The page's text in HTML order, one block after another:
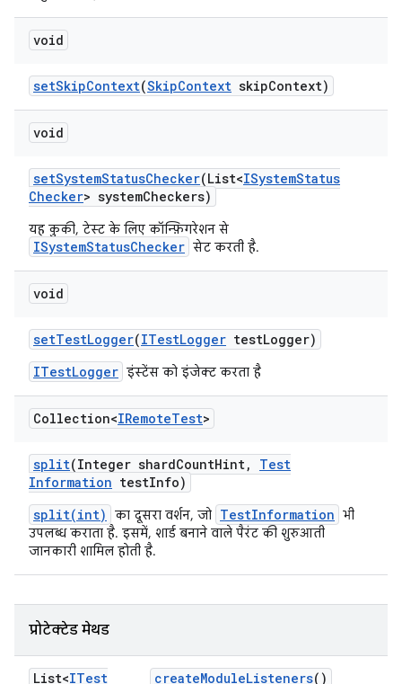
void
setSkipContext(SkipContext skipContext)
void
setSystemStatusChecker(List<ISystemStatus
Checker> systemCheckers)
यह कुकी, टेस्ट के लिए कॉन्फ़िगरेशन से
ISystemStatusChecker सेट करती है.
void
setTestLogger(ITestLogger testLogger)
ITestLogger इंस्टेंस को इंजेक्ट करता है
Collection<IRemoteTest>
split(Integer shardCountHint,
Test
Information testInfo)
split(int)
का दूसरा वर्शन, जो TestInformation भी
उपलब्ध कराता है. इसमें, शार्ड बनाने वाले पैरंट की शुरुआती
जानकारी शामिल होती है.
प्रोटेक्टेड मेथड
List<ITest
createModuleListeners()